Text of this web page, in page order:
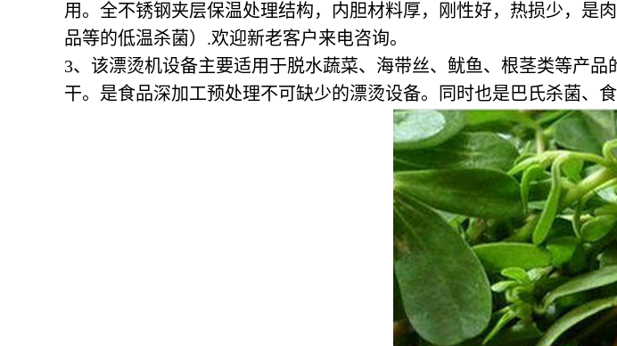
用。全不锈钢夹层保温处理结构，内胆材料厚，刚性好，热损少，是
品等的低温杀菌）.欢迎新老客户来电咨询。
3、该漂烫机设备主要适用于脱水蔬菜、海带丝、鱿鱼、根茎类等产
干。是食品深加工预处理不可缺少的漂烫设备。同时也是巴氏杀菌、